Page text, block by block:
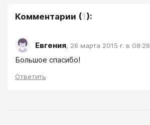
Комментарии (1):
Евгения, 26 марта 2015 г. в 08:28
Большое спасибо!
Ответить